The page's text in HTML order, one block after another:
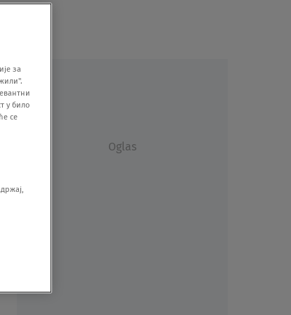
Oglas
за
у било
се